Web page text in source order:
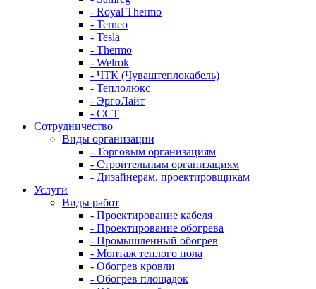
- Royal Thermo
- Terneo
- Tesla
- Thermo
- Welrok
- ЧТК (Чуваштеплокабель)
- Теплолюкс
- ЭргоЛайт
- ССТ
Сотрудничество
Виды организации
- Торговым организациям
- Строительным организациям
- Дизайнерам, проектировщикам
Услуги
Виды работ
- Проектирование кабеля
- Проектирование обогрева
- Промышленный обогрев
- Монтаж теплого пола
- Обогрев кровли
- Обогрев площадок